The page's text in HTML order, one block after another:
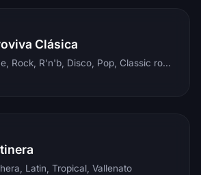
Clásica
Dance, Rock, R'n'b, Disco, Pop, Classic rock, Techno, Reggae
Latin, Tropical, Vallenato